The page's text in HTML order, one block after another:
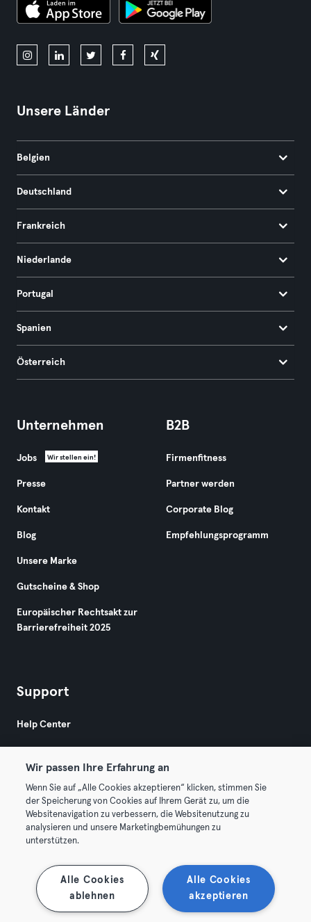
Unsere Länder
Belgien
Deutschland
Frankreich
Niederlande
Portugal
Spanien
Österreich
Unternehmen
Jobs Wir stellen ein!
Presse
Kontakt
Blog
Unsere Marke
Gutscheine & Shop
Europäischer Rechtsakt zur
Barrierefreiheit 2025
B2B
Firmenfitness
Partner werden
Corporate Blog
Empfehlungsprogramm
Support
Help Center
© 2026 Urban Sports Group GmbH. All rights reserved.
AGB Datenschutz
Vertrag hier kündigen Hier Verträge widerrufen
Wir passen Ihre Erfahrung an
Wenn Sie auf „Alle Cookies akzeptieren“ klicken, stimmen Sie
der Speicherung von Cookies auf Ihrem Gerät zu, um die
Websitenavigation zu verbessern, die Websitenutzung zu
analysieren und unsere Marketingbemühungen zu
unterstützen.
Alle Cookies
akzeptieren
Alle Cookies
ablehnen